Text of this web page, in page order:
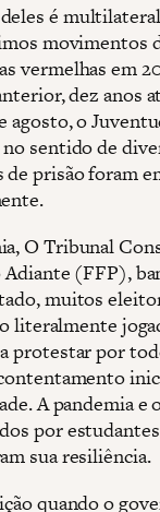
é
movimentos
vermelhas em
dez anos
agosto, o
sentido de
de prisão foram
O Tribunal
(FFP),
muitos
literalmente
protestar por
A pandemia e
por
sua resiliência.
quando o